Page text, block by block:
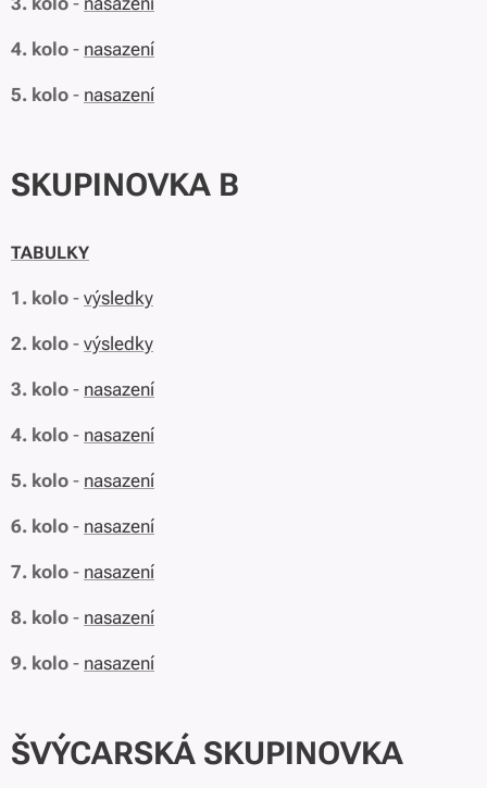
4. kolo - nasazení
5. kolo - nasazení
SKUPINOVKA B
TABULKY
1. kolo - výsledky
2. kolo - výsledky
3. kolo - nasazení
4. kolo - nasazení
5. kolo - nasazení
6. kolo - nasazení
7. kolo - nasazení
8. kolo - nasazení
9. kolo - nasazení
ŠVÝCARSKÁ SKUPINOVKA